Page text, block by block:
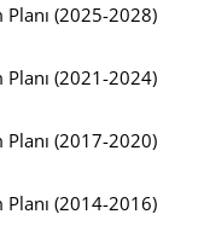
(2025-2028)
(2021-2024)
(2017-2020)
(2014-2016)